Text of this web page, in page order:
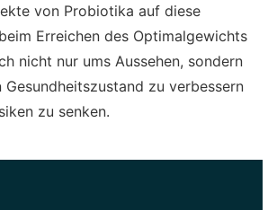
von Probiotika auf diese
Erreichen des Optimalgewichts
nicht nur ums Aussehen, sondern
Gesundheitszustand zu verbessern
zu senken.